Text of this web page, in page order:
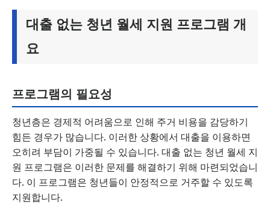
대출 없는 청년 월세 지원 프로그램 개
요
프로그램의 필요성
청년층은 경제적 어려움으로 인해 주거 비용을 감당하기
힘든 경우가 많습니다. 이러한 상황에서 대출을 이용하면
오히려 부담이 가중될 수 있습니다. 대출 없는 청년 월세 지
원 프로그램은 이러한 문제를 해결하기 위해 마련되었습니
다. 이 프로그램은 청년들이 안정적으로 거주할 수 있도록
지원합니다.